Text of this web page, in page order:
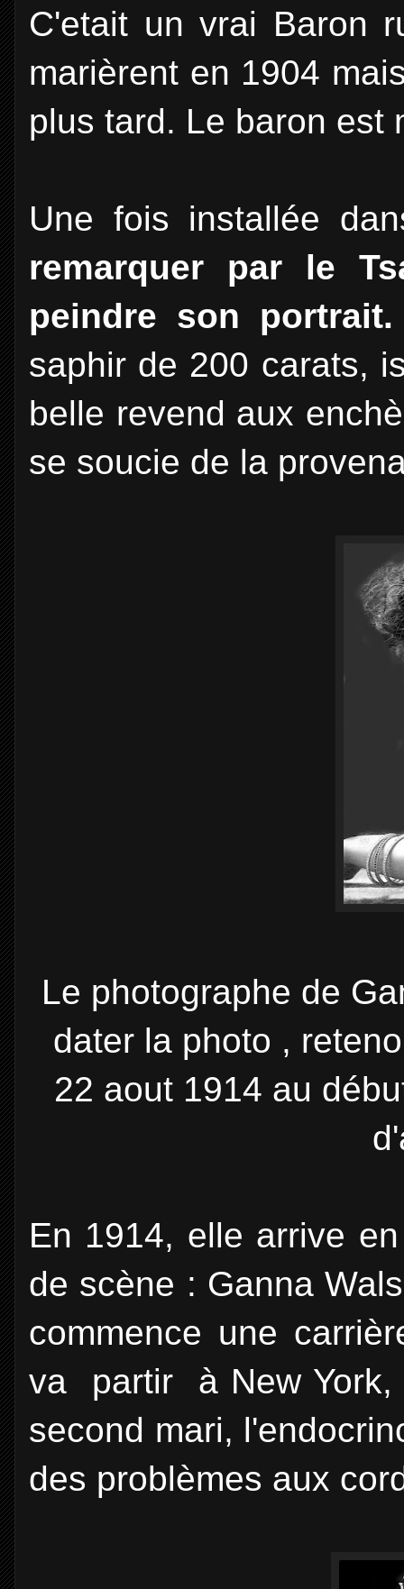
C'etait un vrai Baron
marièrent en 1904
plus tard. Le baron est
Une fois installée
remarquer par le
peindre son portrait.
saphir de 200 carats,
belle revend aux
se soucie de la
Le photographe de
dater la photo ,
22 aout 1914 au
En 1914, elle arrive
de scène : Ganna
commence une
va partir à New York,
second mari,
des problèmes aux